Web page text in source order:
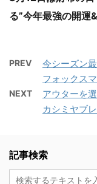
る”今年最強の開運
PREV
今シーズン
フォックス
NEXT
アウターを
カシミヤブ
記事検索